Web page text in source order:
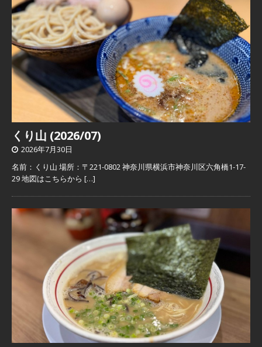
くり山 (2026/07)
2026年7月30日
名前：くり山 場所：〒221-0802 神奈川県横浜市神奈川区六角橋1-17-
29 地図はこちらから […]